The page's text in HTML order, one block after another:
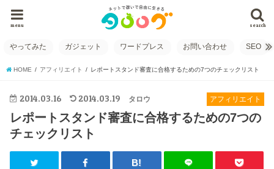
search
menu
やってみた ガジェット ワードプレス お問い合わせ SEO
HOME アフィリエイト レポートスタンド審査に合格するための7つのチェックリスト
アフィリエイト
2014.03.16 2014.03.19 タロウ
レポートスタンド審査に合格するための7つの
チェックリスト